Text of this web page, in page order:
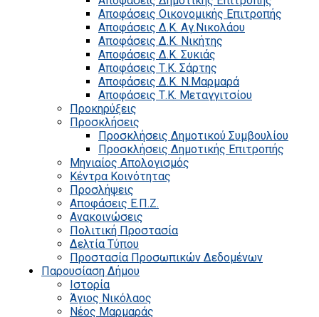
Αποφάσεις Οικονομικής Επιτροπής
Αποφάσεις Δ.Κ. Αγ.Νικολάου
Αποφάσεις Δ.Κ. Νικήτης
Αποφάσεις Δ.Κ. Συκιάς
Αποφάσεις Τ.Κ. Σάρτης
Αποφάσεις Δ.Κ. Ν.Μαρμαρά
Αποφάσεις Τ.Κ. Μεταγγιτσίου
Προκηρύξεις
Προσκλήσεις
Προσκλήσεις Δημοτικού Συμβουλίου
Προσκλήσεις Δημοτικής Επιτροπής
Μηνιαίος Απολογισμός
Κέντρα Κοινότητας
Προσλήψεις
Αποφάσεις Ε.Π.Ζ.
Ανακοινώσεις
Πολιτική Προστασία
Δελτία Τύπου
Προστασία Προσωπικών Δεδομένων
Παρουσίαση Δήμου
Ιστορία
Άγιος Νικόλαος
Νέος Μαρμαράς